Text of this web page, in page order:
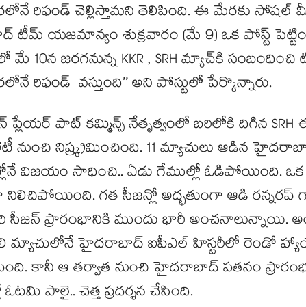
రిఫండ్ చెల్లిస్తామని తెలిపింది. ఈ మేరకు
యజమాన్యం శుక్రవారం (మే 9) ఒక పోస్ట్
10న జరగనున్న KKR , SRH మ్యాచ్‎కి సంబంధించి
రిఫండ్ వస్తుంది’’ అని పోస్టులో పేర్కొన్నారు.
ప్లేయర్ పాట్ కమ్మిన్స్ నేతృత్వంలో బరిలోకి దిగిన
నుంచి నిష్క్రమించింది. 11 మ్యాచులు ఆడిన
విజయం సాధించి.. ఏడు గేముల్లో ఓడిపోయింది. ఒక
గత సీజన్లో అద్భతుంగా ఆడి
ప్రారంభానికి ముందు భారీ అంచనాలున్నాయి.
మ్యాచులోనే హైదరాబాద్ ఐపీఎల్ హిస్టరీలో రెండో
కానీ ఆ తర్వాత నుంచి హైదరాబాద్ పతనం
పాలై.. చెత్త ప్రదర్శన చేసింది.